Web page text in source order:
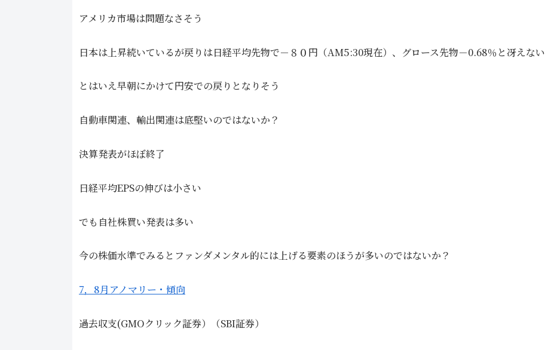
アメリカ市場は問題なさそう
日本は上昇続いているが戻りは日経平均先物で－８０円（AM5:30現在）、グロース先物－0.68％と冴えない
とはいえ早朝にかけて円安での戻りとなりそう
自動車関連、輸出関連は底堅いのではないか？
決算発表がほぼ終了
日経平均EPSの伸びは小さい
でも自社株買い発表は多い
今の株価水準でみるとファンダメンタル的には上げる要素のほうが多いのではないか？
7，8月アノマリー・傾向
過去収支(GMOクリック証券）（SBI証券）